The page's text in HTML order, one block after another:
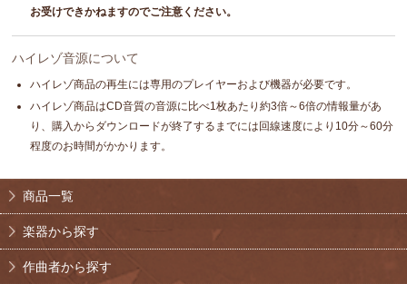
お受けできかねますのでご注意ください。
ハイレゾ音源について
ハイレゾ商品の再生には専用のプレイヤーおよび機器が必要です。
ハイレゾ商品はCD音質の音源に比べ1枚あたり約3倍～6倍の情報量があ
り、購入からダウンロードが終了するまでには回線速度により10分～60分
程度のお時間がかかります。
商品一覧
楽器から探す
作曲者から探す